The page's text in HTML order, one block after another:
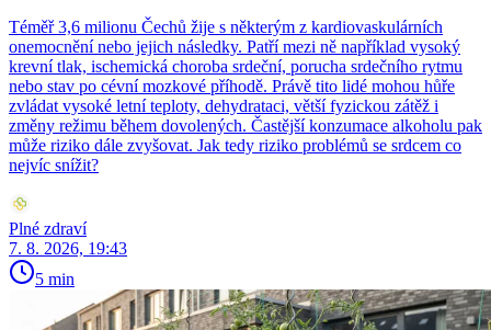
Téměř 3,6 milionu Čechů žije s některým z kardiovaskulárních
onemocnění nebo jejich následky. Patří mezi ně například vysoký
krevní tlak, ischemická choroba srdeční, porucha srdečního rytmu
nebo stav po cévní mozkové příhodě. Právě tito lidé mohou hůře
zvládat vysoké letní teploty, dehydrataci, větší fyzickou zátěž i
změny režimu během dovolených. Častější konzumace alkoholu pak
může riziko dále zvyšovat. Jak tedy riziko problémů se srdcem co
nejvíc snížit?
Plné zdraví
7. 8. 2026, 19:43
5 min